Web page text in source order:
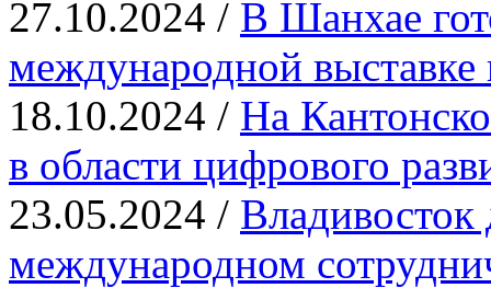
27.10.2024 / В Шанхае
международной выставке
18.10.2024 / На
в области цифрового
23.05.2024 / Владивосток
международном